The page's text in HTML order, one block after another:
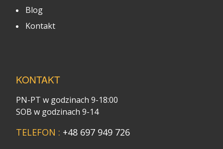
Blog
Kontakt
KONTAKT
PN-PT w godzinach 9-18:00
SOB w godzinach 9-14
TELEFON : +48 697 949 726